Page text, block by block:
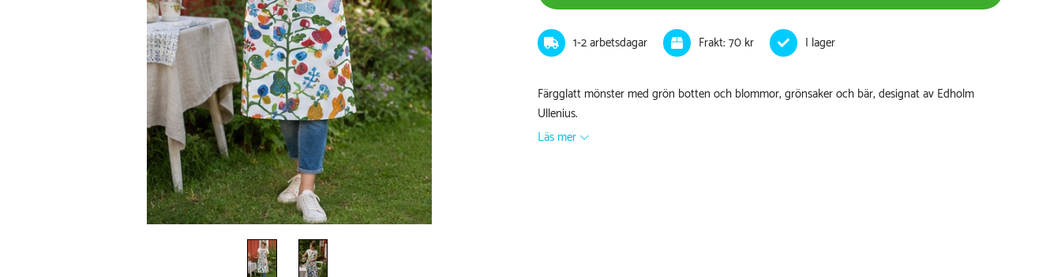
1-2 arbetsdagar Frakt: 70 kr
Färgglatt mönster med grön botten och blommor, grönsaker och bär, designat av Edholm
Ullenius.
Läs mer